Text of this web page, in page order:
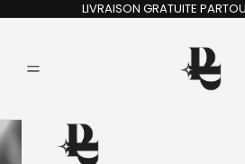
LIVRAISON GRATUITE